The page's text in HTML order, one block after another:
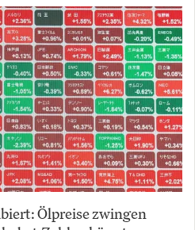
Ölpreise zwingen